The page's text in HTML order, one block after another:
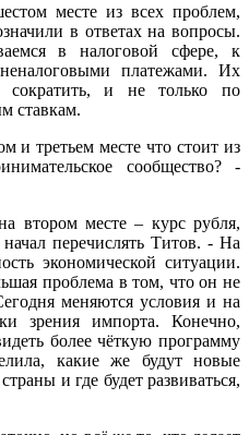
месте из всех проблем,
в ответах на вопросы.
в налоговой сфере, к
платежами. Их
сократить, и не только по
ставкам.
и третьем месте что стоит из
сообщество? -
втором месте – курс рубля,
перечислять Титов. - На
экономической ситуации.
проблема в том, что он не
меняются условия и на
зрения импорта. Конечно,
более чёткую программу
какие же будут новые
и где будет развиваться,